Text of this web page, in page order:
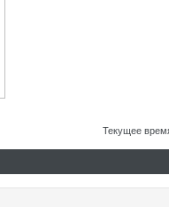
Текущее